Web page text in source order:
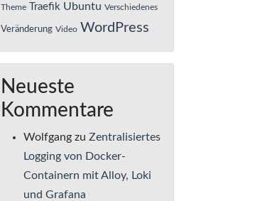
Theme Traefik Ubuntu Verschiedenes
Veränderung Video WordPress
Neueste
Kommentare
Wolfgang zu Zentralisiertes
Logging von Docker-
Containern mit Alloy, Loki
und Grafana